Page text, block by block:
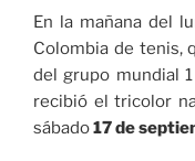
En la mañana del
Colombia de tenis,
del grupo mundial
recibió el tricolor
sábado17 de